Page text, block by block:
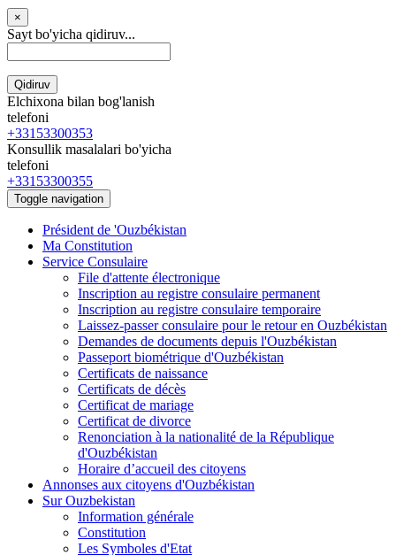
×
Sayt bo'yicha qidiruv...
Qidiruv
Elchixona bilan bog'lanish
telefoni
+33153300353
Konsullik masalalari bo'yicha
telefoni
+33153300355
Toggle navigation
Président de 'Ouzbékistan
Ma Constitution
Service Consulaire
File d'attente électronique
Inscription au registre consulaire permanent
Inscription au registre consulaire temporaire
Laissez-passer consulaire pour le retour en Ouzbékistan
Demandes de documents depuis l'Ouzbékistan
Passeport biométrique d'Ouzbékistan
Certificats de naissance
Certificats de décès
Certificat de mariage
Certificat de divorce
Renonciation à la nationalité de la République
d'Ouzbékistan
Horaire d’accueil des citoyens
Annonses aux citoyens d'Ouzbékistan
Sur Ouzbekistan
Information générale
Constitution
Les Symboles d'Etat